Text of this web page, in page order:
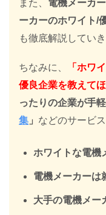
また、 電機メーカ
ーカーのホワイト/
も徹底解説していき
ちなみに、
「ホワ
優良企業を教えてほ
ったりの企業が手
集 」 などのサービ
ホワイトな電機
電機メーカーは
大手の電機メー